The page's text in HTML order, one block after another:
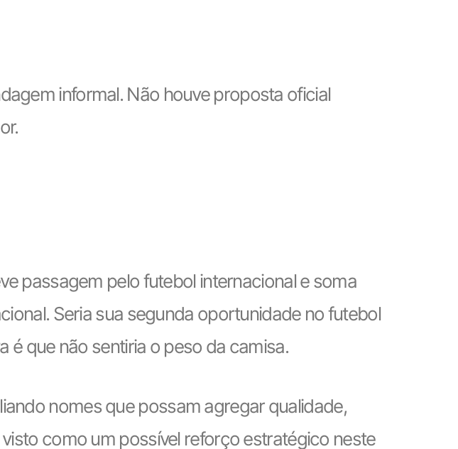
informal. Não houve proposta oficial
passagem pelo futebol internacional e soma
Seria sua segunda oportunidade no futebol
é que não sentiria o peso da camisa.
nomes que possam agregar qualidade,
como um possível reforço estratégico neste